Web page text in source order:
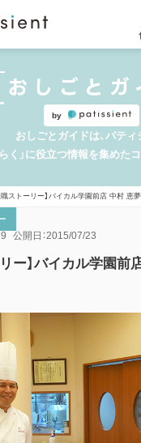
by
おしごとガイドは、パティ
らく」に役立つ情報を集めた
職ストーリー】バイカル学園前店 中村 恵夢
公開日：2015/07/23
リー】バイカル学園前